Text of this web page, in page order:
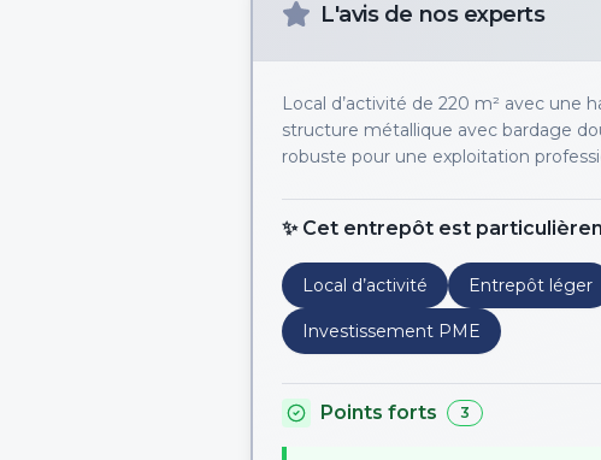
L'avis de nos experts
Local d’activité de 220 m² avec une
structure métallique avec bardage
robuste pour une exploitation
✨ Cet entrepôt est
Local d’activité Entrepôt léger
Investissement PME
Points forts 3